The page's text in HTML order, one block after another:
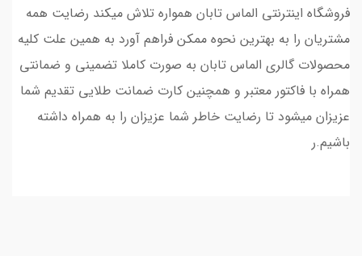
فروشگاه اینترنتی الماس تابان همواره تلاش میکند رضایت همه
مشتریان را به بهترین نحوه ممکن فراهم آورد به همین علت کلیه
محصولات گالری الماس تابان به صورت کاملا تضمینی و ضمانتی
همراه با فاکتور معتبر و همچنین کارت ضمانت طلایی تقدیم شما
عزیزان میشود تا رضایت خاطر شما عزیزان را به همراه داشته
باشیم.ر